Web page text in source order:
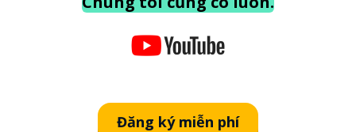
Đăng ký miễn phí